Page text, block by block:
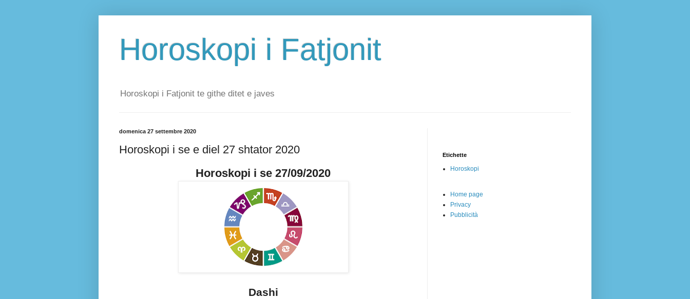
Horoskopi i Fatjonit
Horoskopi i Fatjonit te githe ditet e javes
domenica 27 settembre 2020
Horoskopi i se e diel 27 shtator 2020
Horoskopi i se 27/09/2020
Dashi
Etichette
Horoskopi
Home page
Privacy
Pubblicità